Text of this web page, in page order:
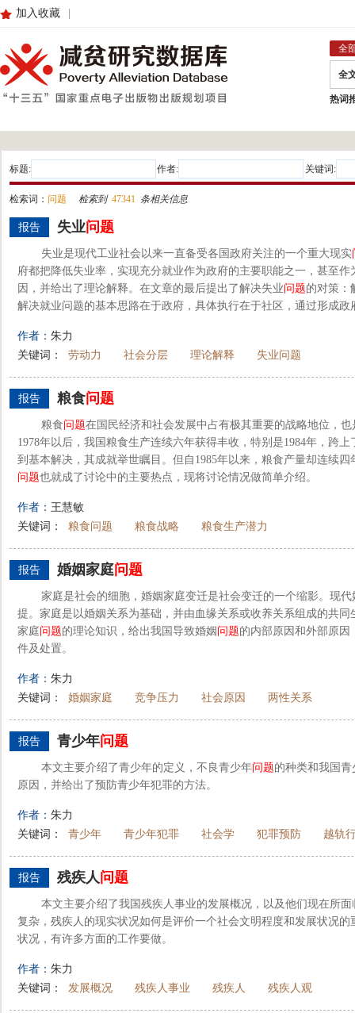
加入收藏
全
全
热词
标题: 作者: 关键词:
检索词： 问题 检索到 47341 条相关信息
报告 失业问题
失业是现代工业社会以来一直备受各国政府关注的一个重大现实
府都把降低失业率，实现充分就业作为政府的主要职能之一，甚至
因，并给出了理论解释。在文章的最后提出了解决失业问题的对策：
解决就业问题的基本思路在于政府，具体执行在于社区，通过形成
作者： 朱力
关键词：
劳动力 社会分层 理论解释 失业问题
报告 粮食问题
粮食问题在国民经济和社会发展中占有极其重要的战略地位，
1978年以后，我国粮食生产连续六年获得丰收，特别是1984年，跨
到基本解决，其成就举世瞩目。但自1985年以来，粮食产量却连续
问题也就成了讨论中的主要热点，现将讨论情况做简单介绍。
作者： 王慧敏
关键词：
粮食问题 粮食战略 粮食生产潜力
报告 婚姻家庭问题
家庭是社会的细胞，婚姻家庭变迁是社会变迁的一个缩影。现
提。家庭是以婚姻关系为基础，并由血缘关系或收养关系组成的共
家庭问题的理论知识，给出我国导致婚姻 问题的内部原因和外部原因
件及处置。
作者： 朱力
关键词：
婚姻家庭 竞争压力 社会原因 两性关系
报告 青少年问题
本文主要介绍了青少年的定义，不良青少年问题的种类和我国
原因，并给出了预防青少年犯罪的方法。
作者： 朱力
关键词：
青少年 青少年犯罪 社会学 犯罪预防 越轨
报告 残疾人问题
本文主要介绍了我国残疾人事业的发展概况，以及他们现在所面
复杂，残疾人的现实状况如何是评价一个社会文明程度和发展状况
状况，有许多方面的工作要做。
作者： 朱力
关键词：
发展概况 残疾人事业 残疾人 残疾人观